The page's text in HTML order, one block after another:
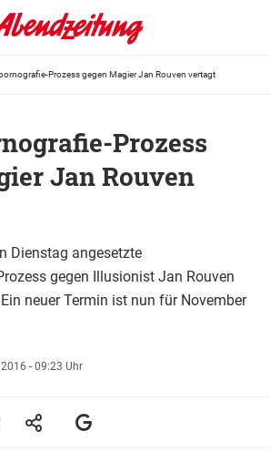
Prozess gegen Magier Jan Rouven vertagt
Prozess
Jan Rouven
Dienstag angesetzte
gegen Illusionist Jan Rouven
neuer Termin ist nun für November
- 09:23 Uhr